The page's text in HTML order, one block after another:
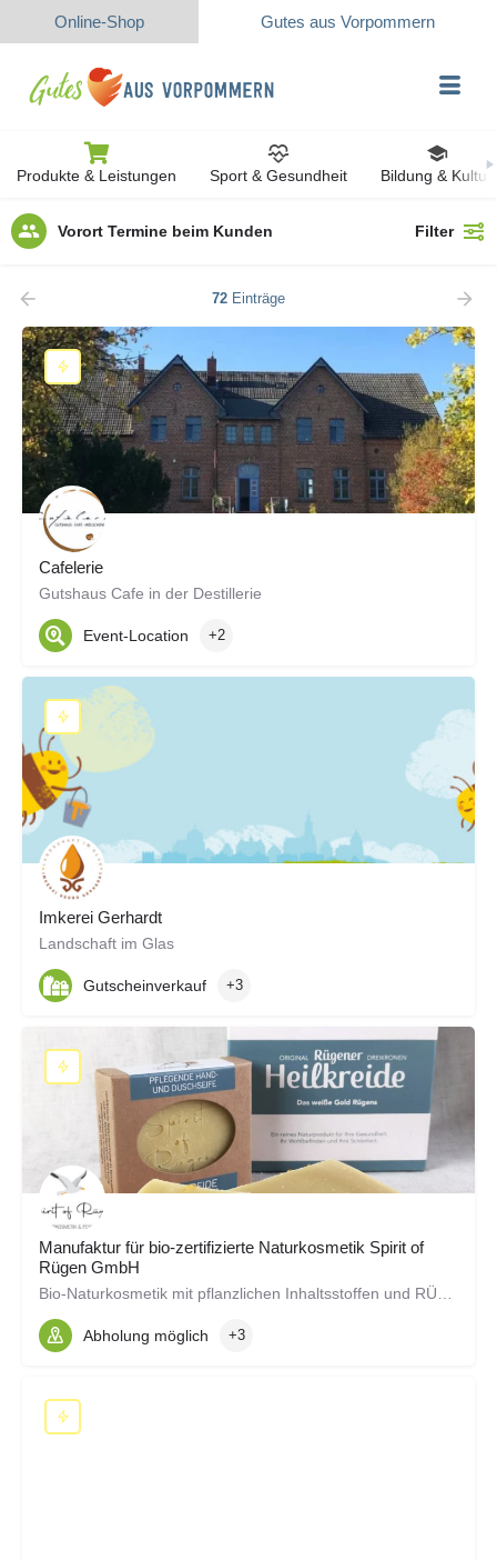
Online-Shop Gutes aus Vorpommern
Produkte & Leistungen Sport & Gesundheit Bildung & Kultur
Vorort Termine beim Kunden Filter
72 Einträge
Cafelerie
Gutshaus Cafe in der Destillerie
Event-Location +2
Imkerei Gerhardt
Landschaft im Glas
Gutscheinverkauf +3
Manufaktur für bio-zertifizierte Naturkosmetik Spirit of
Rügen GmbH
Abholung möglich +3